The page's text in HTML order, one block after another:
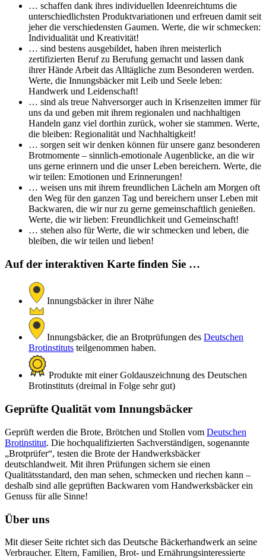
… schaffen dank ihres individuellen Ideenreichtums die
unterschiedlichsten Produktvariationen und erfreuen damit seit
jeher die verschiedensten Gaumen. Werte, die wir schmecken:
Individualität und Kreativität!
… sind bestens ausgebildet, haben ihren meisterlich
zertifizierten Beruf zu Berufung gemacht und lassen dank
ihrer Hände Arbeit das Alltägliche zum Besonderen werden.
Werte, die Innungsbäcker mit Leib und Seele leben:
Handwerk und Leidenschaft!
… sind als treue Nahversorger auch in Krisenzeiten immer für
uns da und geben mit ihrem regionalen und nachhaltigen
Handeln ganz viel dorthin zurück, woher sie stammen. Werte,
die bleiben: Regionalität und Nachhaltigkeit!
… sorgen seit wir denken können für unsere ganz besonderen
Brotmomente – sinnlich-emotionale Augenblicke, an die wir
uns gerne erinnern und die unser Leben bereichern. Werte, die
wir teilen: Emotionen und Erinnerungen!
… weisen uns mit ihrem freundlichen Lächeln am Morgen oft
den Weg für den ganzen Tag und bereichern unser Leben mit
Backwaren, die wir nur zu gerne gemeinschaftlich genießen.
Werte, die wir lieben: Freundlichkeit und Gemeinschaft!
… stehen also für Werte, die wir schmecken und leben, die
bleiben, die wir teilen und lieben!
Auf der interaktiven Karte finden Sie …
Innungsbäcker in ihrer Nähe
Innungsbäcker, die an Brotprüfungen des Deutschen
Brotinstituts teilgenommen haben.
Produkte mit einer Goldauszeichnung des Deutschen
Brotinstituts (dreimal in Folge sehr gut)
Geprüfte Qualität vom Innungsbäcker
Geprüft werden die Brote, Brötchen und Stollen vom Deutschen
Brotinstitut. Die hochqualifizierten Sachverständigen, sogenannte
„Brotprüfer“, testen die Brote der Handwerksbäcker
deutschlandweit. Mit ihren Prüfungen sichern sie einen
Qualitätsstandard, den man sehen, schmecken und riechen kann –
deshalb sind alle geprüften Backwaren vom Handwerksbäcker ein
Genuss für alle Sinne!
Über uns
Mit dieser Seite richtet sich das Deutsche Bäckerhandwerk an seine
Verbraucher. Eltern, Familien, Brot- und Ernährungsinteressierte